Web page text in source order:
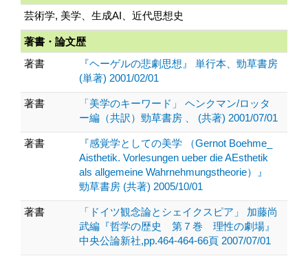
芸術学, 美学、生成AI、近代思想史
著書・論文歴
著書
『ヘーゲルの悲劇思想』 単行本、勁草書房
(単著) 2001/02/01
著書
「美学のキーワード」 ヘンクマン/ロッタ
ー編（共訳）勁草書房 、 (共著) 2001/07/01
著書
『感覚学としての美学 （Gernot Boehme_
Aisthetik. Vorlesungen ueber die AEsthetik
als allgemeine Wahrnehmungstheorie）』
勁草書房 (共著) 2005/10/01
著書
「ドイツ観念論とシェイクスピア」 加藤尚
武編『哲学の歴史 第７巻 理性の劇場』
中央公論新社,pp.464-464-66頁 2007/07/01